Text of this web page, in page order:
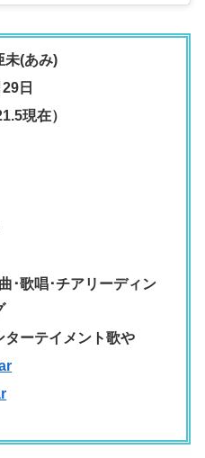
(あみ)
日
現在）
唱･チアリーディン
テイメント歌や